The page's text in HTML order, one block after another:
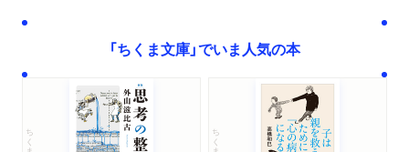
「ちくま文庫」でいま人気の本
ちくま文庫 ちくま文庫